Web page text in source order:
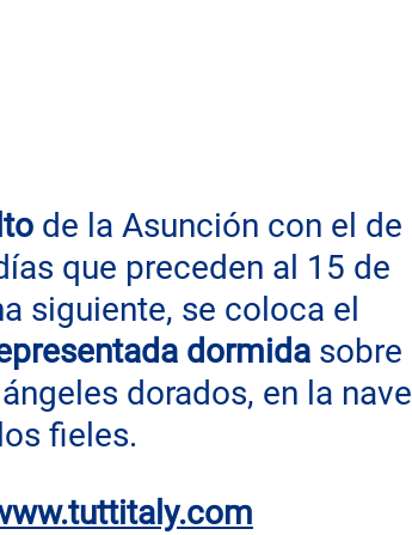
de la Asunción con el de
que preceden al 15 de
siguiente, se coloca el
dormida sobre
dorados, en la nave
fieles.